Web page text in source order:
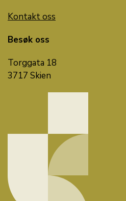
Kontakt oss
Besøk oss
Torggata 18
3717 Skien